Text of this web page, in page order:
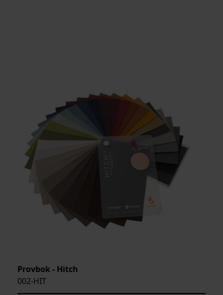
Provbok - Hitch
002-HIT